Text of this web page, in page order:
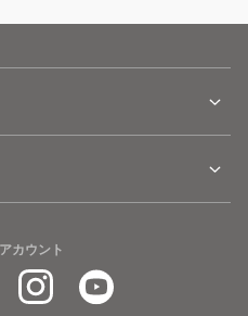
カウント